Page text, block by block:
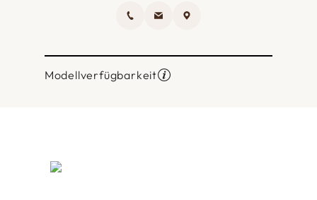
Modellverfügbarkeit